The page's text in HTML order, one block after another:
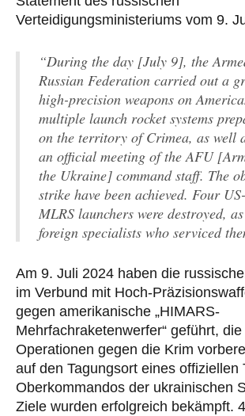
Verteidigungsministeriums vom 9.
“During the day [July 9], the
Russian Federation carried out a
high-precision weapons on
multiple launch rocket systems
on the territory of Crimea, as well
an official meeting of the AFU
the Ukraine] command staff. The
strike have been achieved. Four
MLRS launchers were destroyed,
foreign specialists who serviced
Am 9. Juli 2024 haben die
im Verbund mit Hoch-
gegen amerikanische „HIMARS-
Mehrfachraketenwerfer“ geführt,
Operationen gegen die Krim
auf den Tagungsort eines offiziellen
Oberkommandos der ukrainischen
Ziele wurden erfolgreich bekämpft. 4